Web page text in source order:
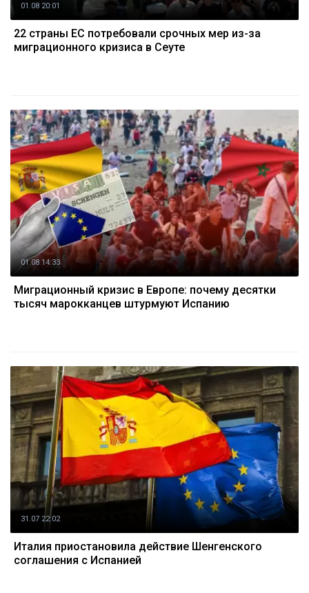
01.08 20:01
22 страны ЕС потребовали срочных мер из-за
миграционного кризиса в Сеуте
01.08 14:33
Миграционный кризис в Европе: почему десятки
тысяч марокканцев штурмуют Испанию
31.07 22:02
Италия приостановила действие Шенгенского
соглашения с Испанией